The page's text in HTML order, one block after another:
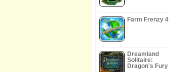
Farm Frenzy 4
Dreamland
Solitaire:
Dragon's Fury